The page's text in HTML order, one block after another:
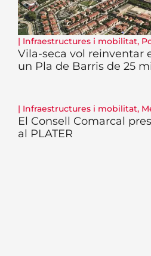
| Infraestructures i mobilitat,
Vila-seca vol reinventar
un Pla de Barris de 25
| Infraestructures i mobilitat,
El Consell Comarcal
al PLATER